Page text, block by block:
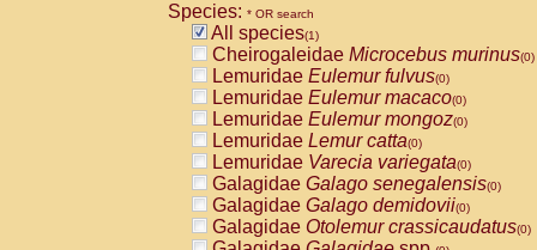
Species: * OR search
All species(1)
Cheirogaleidae Microcebus murinus(0)
Lemuridae Eulemur fulvus(0)
Lemuridae Eulemur macaco(0)
Lemuridae Eulemur mongoz(0)
Lemuridae Lemur catta(0)
Lemuridae Varecia variegata(0)
Galagidae Galago senegalensis(0)
Galagidae Galago demidovii(0)
Galagidae Otolemur crassicaudatus(0)